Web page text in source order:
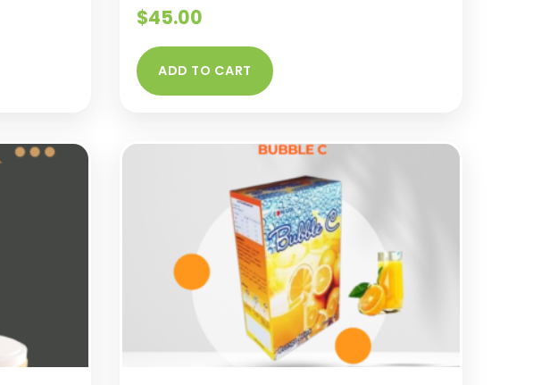
$45.00
ADD TO CART